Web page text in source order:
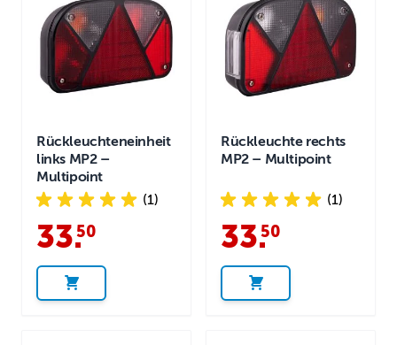
Rückleuchteneinheit
links MP2 –
Multipoint
(1)
33.
50
Rückleuchte rechts
MP2 – Multipoint
(1)
33.
50